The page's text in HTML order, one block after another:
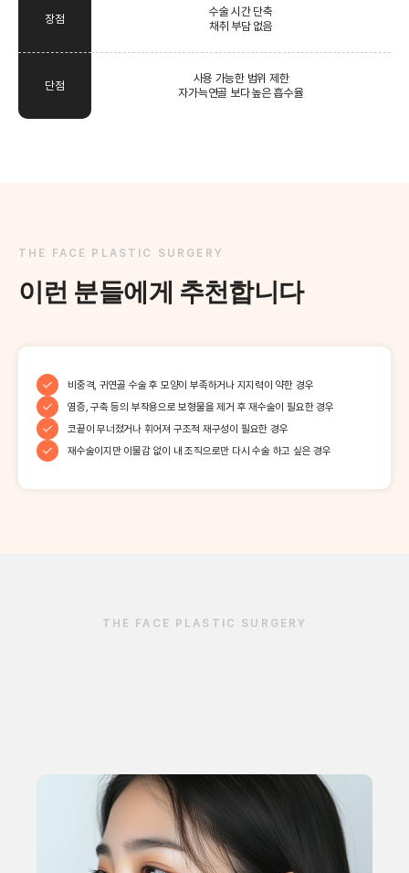
장점
단점
수술 시간 단축
채취 부담 없음
사용 가능한 범위 제한
자가늑연골 보다 높은 흡수율
THE FACE PLASTIC SURGERY
이런 분들에게 추천합니다
비중격, 귀연골 수술 후 모양이 부족하거나 지지력이 약한 경우
염증, 구축 등의 부작용으로 보형물을 제거 후 재수술이 필요한 경우
코끝이 무너졌거나 휘어져 구조적 재구성이 필요한 경우
재수술이지만 이물감 없이 내 조직으로만 다시 수술 하고 싶은 경우
THE FACE PLASTIC SURGERY
특별합니다